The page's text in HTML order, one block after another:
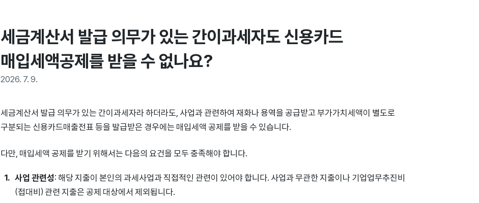
세금계산서 발급 의무가 있는 간이과세자도 신용카드
매입세액공제를 받을 수 없나요?
2026. 7. 9.
세금계산서 발급 의무가 있는 간이과세자라 하더라도, 사업과 관련하여 재화나 용역을 공급받고 부가가치세액이 별도로
구분되는 신용카드매출전표 등을 발급받은 경우에는 매입세액 공제를 받을 수 있습니다.
다만, 매입세액 공제를 받기 위해서는 다음의 요건을 모두 충족해야 합니다.
사업 관련성: 해당 지출이 본인의 과세사업과 직접적인 관련이 있어야 합니다. 사업과 무관한 지출이나 기업업무추진비
(접대비) 관련 지출은 공제 대상에서 제외됩니다.